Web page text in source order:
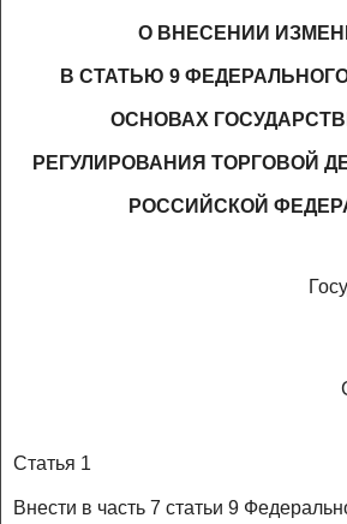
О ВНЕСЕНИИ
В СТАТЬЮ 9
ОСНОВАХ
РЕГУЛИРОВАНИЯ ТОРГОВОЙ
РОССИЙСКОЙ
Статья 1
Внести в часть 7 статьи 9